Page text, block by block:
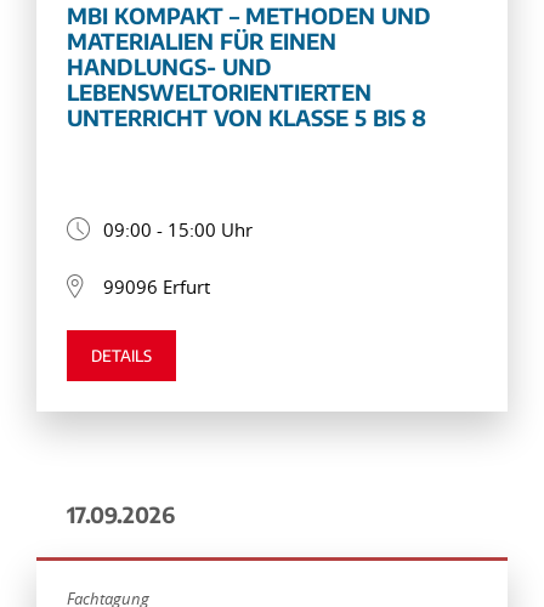
MBI KOMPAKT – METHODEN UND
MATERIALIEN FÜR EINEN
HANDLUNGS- UND
LEBENSWELTORIENTIERTEN
UNTERRICHT VON KLASSE 5 BIS 8
09:00 - 15:00 Uhr
99096 Erfurt
DETAILS
17.09.2026
Fachtagung